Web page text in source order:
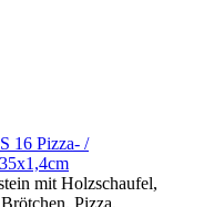
16 Pizza- /
mit Holzschaufel,